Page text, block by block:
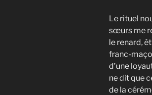
Le rituel
sœurs me
le renard,
franc-
d’une
ne dit que
de la